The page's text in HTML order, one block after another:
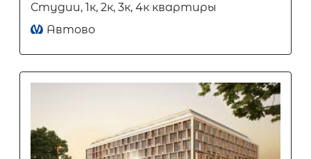
Студии, 1к, 2к, 3к, 4к квартиры
Автово